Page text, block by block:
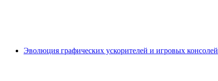
Эволюция графических ускорителей и игровых консолей